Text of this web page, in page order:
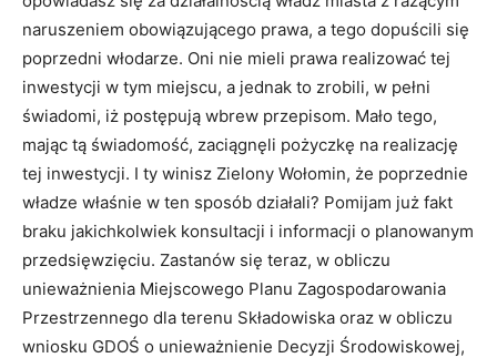
naruszeniem obowiązującego prawa, a tego dopuścili się
poprzedni włodarze. Oni nie mieli prawa realizować tej
inwestycji w tym miejscu, a jednak to zrobili, w pełni
świadomi, iż postępują wbrew przepisom. Mało tego,
mając tą świadomość, zaciągnęli pożyczkę na realizację
tej inwestycji. I ty winisz Zielony Wołomin, że poprzednie
władze właśnie w ten sposób działali? Pomijam już fakt
braku jakichkolwiek konsultacji i informacji o planowanym
przedsięwzięciu. Zastanów się teraz, w obliczu
unieważnienia Miejscowego Planu Zagospodarowania
Przestrzennego dla terenu Składowiska oraz w obliczu
wniosku GDOŚ o unieważnienie Decyzji Środowiskowej,